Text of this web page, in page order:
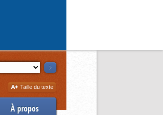
Augmenter
la
Taille du texte
À propos